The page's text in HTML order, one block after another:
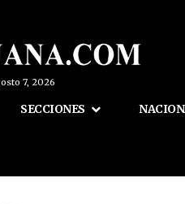
7, 2026
SECCIONES